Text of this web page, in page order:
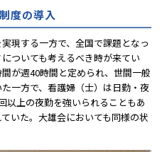
度の導入
現する一方で、全国で課題となっ
ついても考えるべき時が来てい
が週40時間と定められ、世間一般
一方で、看護婦（士）は日勤・夜
以上の夜勤を強いられることもあ
いた。大雄会においても同様の状